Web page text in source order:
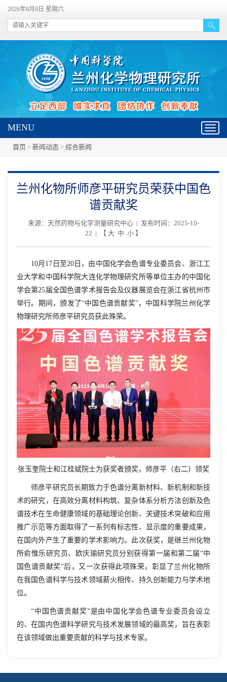
2026年8月8日 星期六
MENU
首页 > 新闻动态 > 综合新闻
兰州化物所师彦平研究员荣获中国色
谱贡献奖
来源：天然药物与化学测量研究中心 | 发布时间：2025-10-
22 | 【 大 中 小 】
10月 17 日至20日，由中国化学会色谱专业委员会、浙江工
业大学和中国科学院大连化学物理研究所等单位主办的中国化
学会第25届全国色谱学术报告会及仪器展览会在浙江省杭州市
举行。期间，颁发了“中国色谱贡献奖”，中国科学院兰州化学
物理研究所师彦平研究员获此殊荣。
张玉奎院士和江桂斌院士为获奖者颁奖，师彦平（右二）领奖
师彦平研究员长期致力于色谱分离新材料、新机制和新技
术的研究，在高效分离材料构筑、复杂体系分析方法创新及色
谱技术在生命健康领域的基础理论创新、关键技术突破和应用
推广示范等方面取得了一系列有标志性、显示度的重要成果，
在国内外产生了重要的学术影响力。此次获奖，是继兰州化物
所俞惟乐研究员、欧庆瑜研究员分别获得第一届和第二届“中
国色谱贡献奖”后，又一次获得此项殊荣，彰显了兰州化物所
在我国色谱科学与技术领域薪火相传、持久创新能力与学术地
位。
“中国色谱贡献奖”是由中国化学会色谱专业委员会设立
的、在国内色谱科学研究与技术发展领域的最高奖，旨在表彰
在该领域做出重要贡献的科学与技术专家。